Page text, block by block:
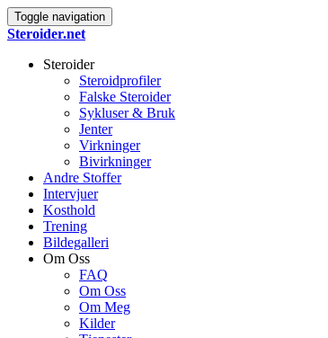
Toggle navigation
Steroider.net
Steroider
Steroidprofiler
Falske Steroider
Sykluser & Bruk
Jenter
Virkninger
Bivirkninger
Andre Stoffer
Intervjuer
Kosthold
Trening
Bildegalleri
Om Oss
FAQ
Om Oss
Om Meg
Kilder